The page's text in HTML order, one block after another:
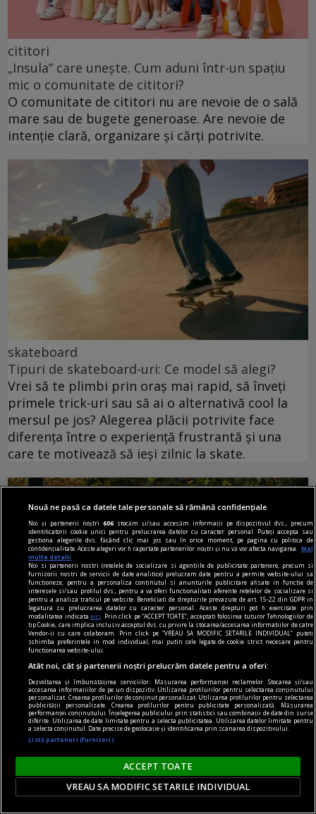
cititori
„Insula” care unește. Cum aduni într-un spațiu
mic o comunitate de cititori?
O comunitate de cititori nu are nevoie de o sală
mare sau de bugete generoase. Are nevoie de
intenție clară, organizare și cărți potrivite.
skateboard
Tipuri de skateboard-uri: Ce model să alegi?
Vrei să te plimbi prin oraș mai rapid, să înveți
primele trick-uri sau să ai o alternativă cool la
mersul pe jos? Alegerea plăcii potrivite face
diferența între o experiență frustrantă și una
care te motivează să ieși zilnic la skate.
fraudare kilometraj
De ce fraudarea kilometrajului rămâne o
problemă majoră pe piața mașinilor second-
hand?
O mașină este un mare ajutor în repetate
rânduri. În mediul urban este o necesitate. De
asemenea, și în cazul celor care stau în mediul
rural și fac naveta este un mijloc de transport
Nouă ne pasă ca datele tale personale să rămână confidențiale
Noi și partenerii noștri606 stocăm și/sau accesăm informații pe dispozitivul dvs., precum
identificatorii cookie unici pentru prelucrarea datelor cu caracter personal. Puteți accepta sau
gestiona alegerile dvs. făcând clic mai jos sau în orice moment, pe pagina cu politica de
confidențialitate. Aceste alegeri vor fi raportate partenerilor noștri și nu vă vor afecta navigarea.
Mai
multe detalii
Noi si partenerii nostri (retelele de socializare si agentiile de publicitate partenere, precum si
furnizorii nostri de servicii de date analitice) prelucram date pentru a permite website-ului sa
functioneze, pentru a personaliza continutul si anunturile publicitare afisate in functie de
interesele si/sau profilul dvs., pentru a va oferi functionalitati aferente retelelor de socializare si
pentru a analiza traficul pe website. Beneficiati de drepturile prevazute de art. 15-22 din GDPR in
legatura cu prelucrarea datelor cu caracter personal. Aceste drepturi pot fi exercitate prin
modalitatea indicataaici
. Prin click pe “ACCEPT TOATE”, acceptati folosirea tuturor Tehnologiilor de
tip Cookie, care implica inclusiv acceptul dvs. cu privire la stocarea/accesarea informatiilor de catre
Vendor-ii cu care colaboram. Prin click pe “VREAU SA MODIFIC SETARILE INDIVIDUAL” puteti
schimba preferintele in mod individual, mai putin cele legate de cookie strict necesare pentru
functionarea website-ului.
Atât noi, cât și partenerii noștri prelucrăm datele pentru a oferi:
Dezvoltarea și îmbunătățirea serviciilor. Măsurarea performanței reclamelor. Stocarea și/sau
accesarea informațiilor de pe un dispozitiv. Utilizarea profilurilor pentru selectarea conținutului
personalizat. Crearea profilurilor de conținut personalizat. Utilizarea profilurilor pentru selectarea
publicității personalizate. Crearea profilurilor pentru publicitate personalizată. Măsurarea
performanței conținutului. Înțelegerea publicului prin statistici sau combinații de date din surse
diferite. Utilizarea de date limitate pentru a selecta publicitatea. Utilizarea datelor limitate pentru
a selecta conținutul. Date precise de geolocație și identificarea prin scanarea dispozitivului.
Listă parteneri (furnizori)
ACCEPT TOATE
VREAU SA MODIFIC SETARILE INDIVIDUAL